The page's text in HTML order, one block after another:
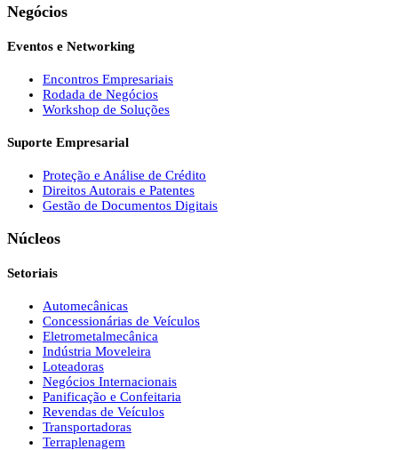
Negócios
Eventos e Networking
Encontros Empresariais
Rodada de Negócios
Workshop de Soluções
Suporte Empresarial
Proteção e Análise de Crédito
Direitos Autorais e Patentes
Gestão de Documentos Digitais
Núcleos
Setoriais
Automecânicas
Concessionárias de Veículos
Eletrometalmecânica
Indústria Moveleira
Loteadoras
Negócios Internacionais
Panificação e Confeitaria
Revendas de Veículos
Transportadoras
Terraplenagem